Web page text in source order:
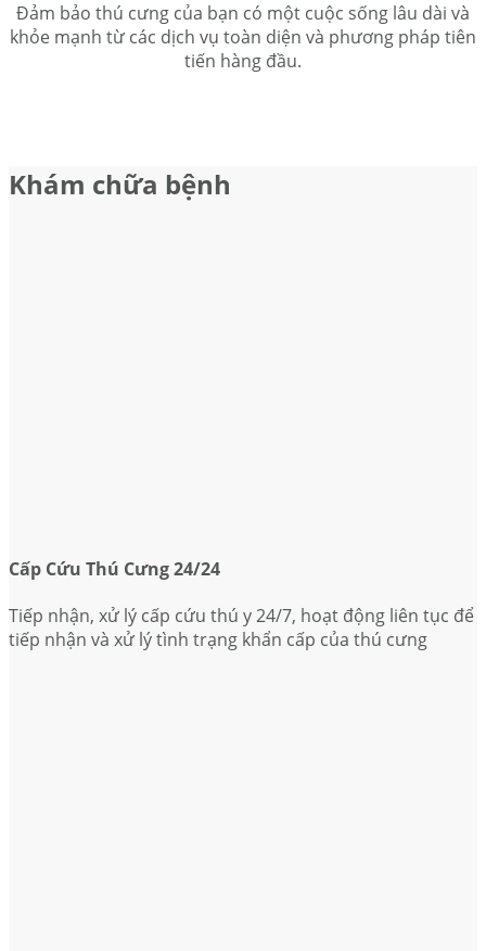
Đảm bảo thú cưng của bạn có một cuộc sống lâu dài và
khỏe mạnh từ các dịch vụ toàn diện và phương pháp tiên
tiến hàng đầu.
Khám chữa bệnh
Cấp Cứu Thú Cưng 24/24
Tiếp nhận, xử lý cấp cứu thú y 24/7, hoạt động liên tục để
tiếp nhận và xử lý tình trạng khẩn cấp của thú cưng